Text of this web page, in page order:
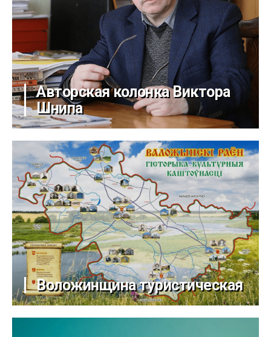
Авторская колонка Виктора
Шнипа
Воложинщина туристическая